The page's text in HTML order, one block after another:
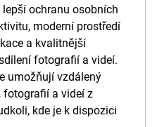
ochranu osobních
moderní prostředí
a kvalitnější
fotografií a videí.
umožňují vzdálený
fotografií a videí z
kde je k dispozici